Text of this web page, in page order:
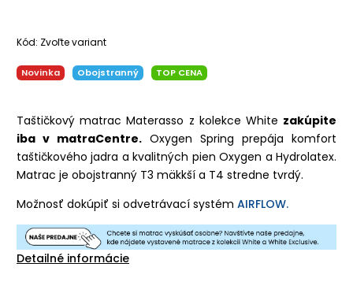
Kód: Zvoľte variant
Novinka Obojstranný TOP CENA
Taštičkový matrac Materasso z kolekce White zakúpite
iba v matraCentre. Oxygen Spring prepája komfort
taštičkového jadra a kvalitných pien Oxygen a Hydrolatex.
Matrac je obojstranný T3 mäkkší a T4 stredne tvrdý.
Možnosť dokúpiť si odvetrávací systém AIRFLOW.
Detailné informácie